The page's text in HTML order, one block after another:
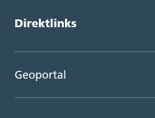
Direktlinks
Geoportal